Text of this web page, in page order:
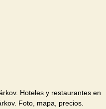
Hoteles y restaurantes en
Foto, mapa, precios.